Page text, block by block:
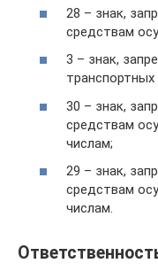
28 – знак,
средствам
3 – знак,
транспортных
30 – знак,
средствам
числам;
29 – знак,
средствам
числам.